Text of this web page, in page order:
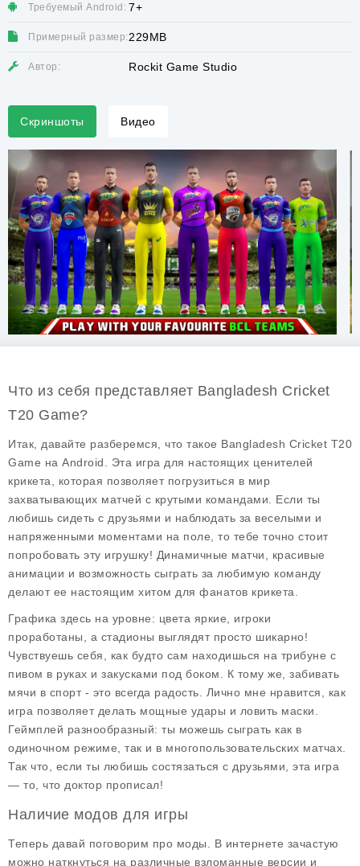
Требуемый Android: 7+
Примерный размер: 229MB
Автор: Rockit Game Studio
Скриншоты Видео
Что из себя представляет Bangladesh Cricket
T20 Game?
Итак, давайте разберемся, что такое Bangladesh Cricket T20
Game на Android. Эта игра для настоящих ценителей
крикета, которая позволяет погрузиться в мир
захватывающих матчей с крутыми командами. Если ты
любишь сидеть с друзьями и наблюдать за веселыми и
напряженными моментами на поле, то тебе точно стоит
попробовать эту игрушку! Динамичные матчи, красивые
анимации и возможность сыграть за любимую команду
делают ее настоящим хитом для фанатов крикета.
Графика здесь на уровне: цвета яркие, игроки
проработаны, а стадионы выглядят просто шикарно!
Чувствуешь себя, как будто сам находишься на трибуне с
пивом в руках и закусками под боком. К тому же, забивать
мячи в спорт - это всегда радость. Лично мне нравится, как
игра позволяет делать мощные удары и ловить маски.
Геймплей разнообразный: ты можешь сыграть как в
одиночном режиме, так и в многопользовательских матчах.
Так что, если ты любишь состязаться с друзьями, эта игра
— то, что доктор прописал!
Наличие модов для игры
Теперь давай поговорим про моды . В интернете зачастую
можно наткнуться на различные взломанные версии и